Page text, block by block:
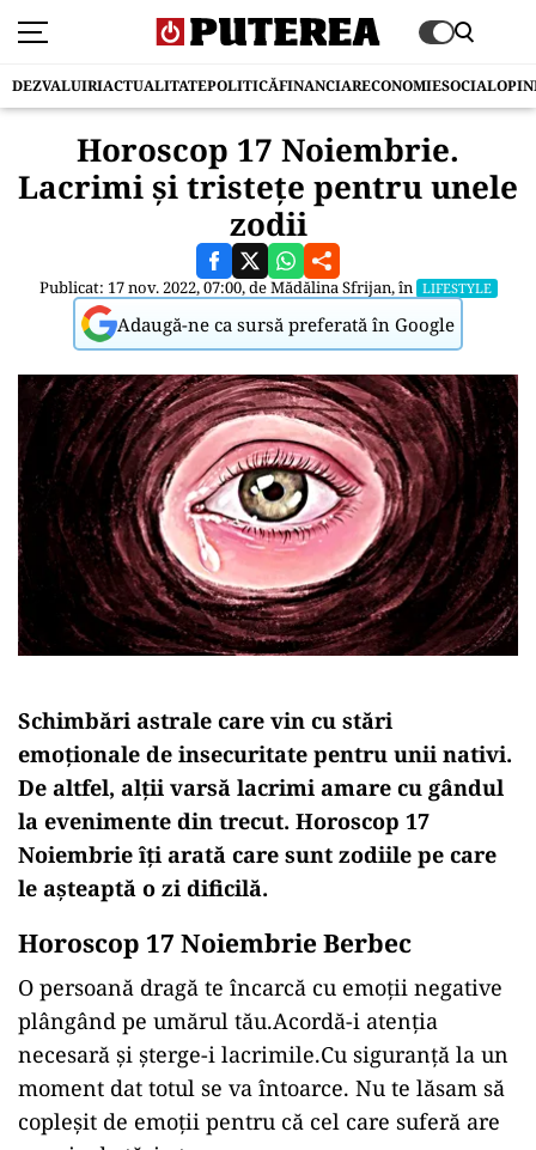
DEZVALUIRIACTUALITATEPOLITICĂFINANCIARECONOMIESOCIAL
Horoscop 17 Noiembrie.
Lacrimi și tristețe pentru unele
zodii
Publicat: 17 nov. 2022, 07:00, deMădălina Sfrijan, în LIFESTYLE
Adaugă-ne ca sursă preferată în Google
Schimbări astrale care vin cu stări
emoționale de insecuritate pentru unii nativi.
De altfel, alții varsă lacrimi amare cu gândul
la evenimente din trecut. Horoscop 17
Noiembrie îți arată care sunt zodiile pe care
le așteaptă o zi dificilă.
Horoscop 17 Noiembrie Berbec
O persoană dragă te încarcă cu emoții negative
plângând pe umărul tău.Acordă-i atenția
necesară și șterge-i lacrimile.Cu siguranță la un
moment dat totul se va întoarce. Nu te lăsam să
copleșit de emoții pentru că cel care suferă are